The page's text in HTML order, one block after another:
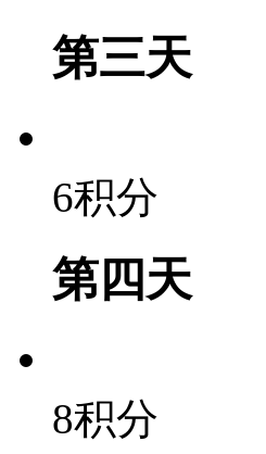
第三天
6积分
第四天
8积分